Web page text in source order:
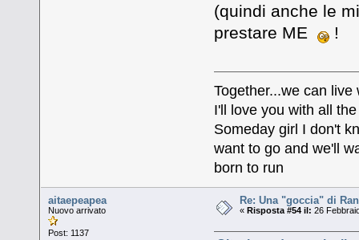
(quindi anche le
prestare ME
!
Together...we can live
I'll love you with all
Someday girl I don't
want to go and we'll
born to run
aitaepeapea
Nuovo arrivato
Post: 1137
Re: Una "goccia" di
«Risposta #54 il: 26